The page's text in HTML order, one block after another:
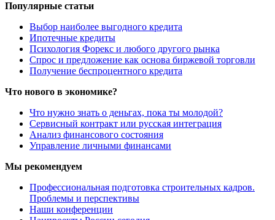
Популярные статьи
Выбор наиболее выгодного кредита
Ипотечные кредиты
Психология Форекс и любого другого рынка
Спрос и предложение как основа биржевой торговли
Получение беспроцентного кредита
Что нового в экономике?
Что нужно знать о деньгах, пока ты молодой?
Сервисный контракт или русская интеграция
Анализ финансового состояния
Управление личными финансами
Мы рекомендуем
Профессиональная подготовка строительных кадров.
Проблемы и перспективы
Наши конференции